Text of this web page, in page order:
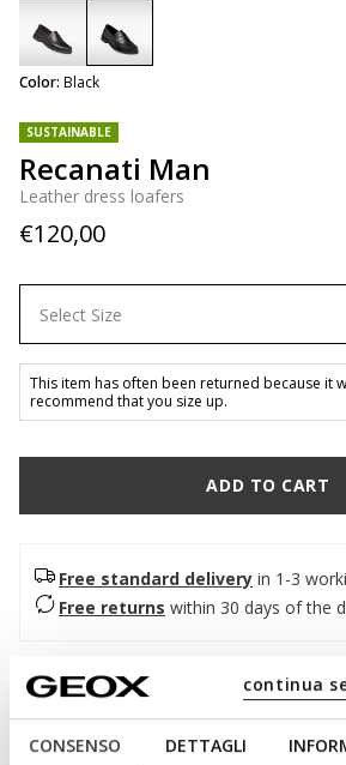
CONSENSO DETTAGLI
continua
SUSTAINABLE
Recanati Man
Leather dress loafers
€120,00
Color: Black
Select Size
This item has often been returned because it
recommend that you size up.
ADD TO CART
Free standard delivery in 1-3
Free returns within 30 days of the
Description
Lightweight refined loafer for men with
perfectly complete business attire and